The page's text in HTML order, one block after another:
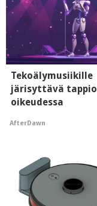
Tekoälymusiikille
järisyttävä tappio
oikeudessa
AfterDawn